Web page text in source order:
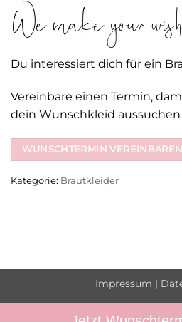
We make your
Du interessiert dich für ein
Vereinbare einen Termin,
dein Wunschkleid
WUNSCHTERMIN VEREINBAREN
Kategorie: Brautkleider
Impressum |